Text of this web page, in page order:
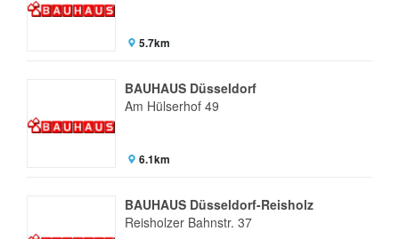
5.7km
BAUHAUS Düsseldorf
Am Hülserhof 49
6.1km
BAUHAUS Düsseldorf-Reisholz
Reisholzer Bahnstr. 37